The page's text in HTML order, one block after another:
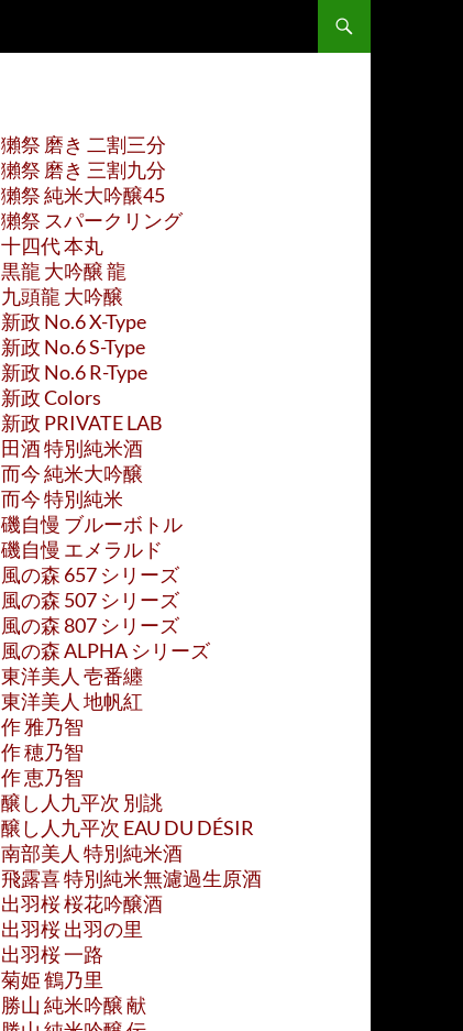
獺祭 磨き 二割三分
獺祭 磨き 三割九分
獺祭 純米大吟醸45
獺祭 スパークリング
十四代 本丸
黒龍 大吟醸 龍
九頭龍 大吟醸
新政 No.6 X-Type
新政 No.6 S-Type
新政 No.6 R-Type
新政 Colors
新政 PRIVATE LAB
田酒 特別純米酒
而今 純米大吟醸
而今 特別純米
磯自慢 ブルーボトル
磯自慢 エメラルド
風の森 657 シリーズ
風の森 507 シリーズ
風の森 807 シリーズ
風の森 ALPHA シリーズ
東洋美人 壱番纏
東洋美人 地帆紅
作 雅乃智
作 穂乃智
作 恵乃智
醸し人九平次 別誂
醸し人九平次 EAU DU DÉSIR
南部美人 特別純米酒
飛露喜 特別純米無濾過生原酒
出羽桜 桜花吟醸酒
出羽桜 出羽の里
出羽桜 一路
菊姫 鶴乃里
勝山 純米吟醸 献